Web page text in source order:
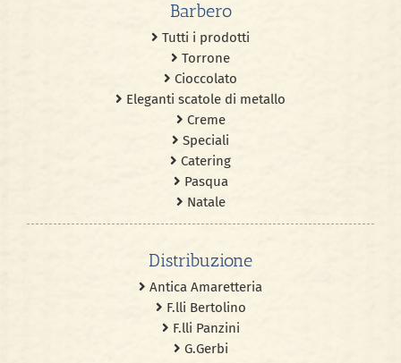
Barbero
Tutti i prodotti
Torrone
Cioccolato
Eleganti scatole di metallo
Creme
Speciali
Catering
Pasqua
Natale
Distribuzione
Antica Amaretteria
F.lli Bertolino
F.lli Panzini
G.Gerbi